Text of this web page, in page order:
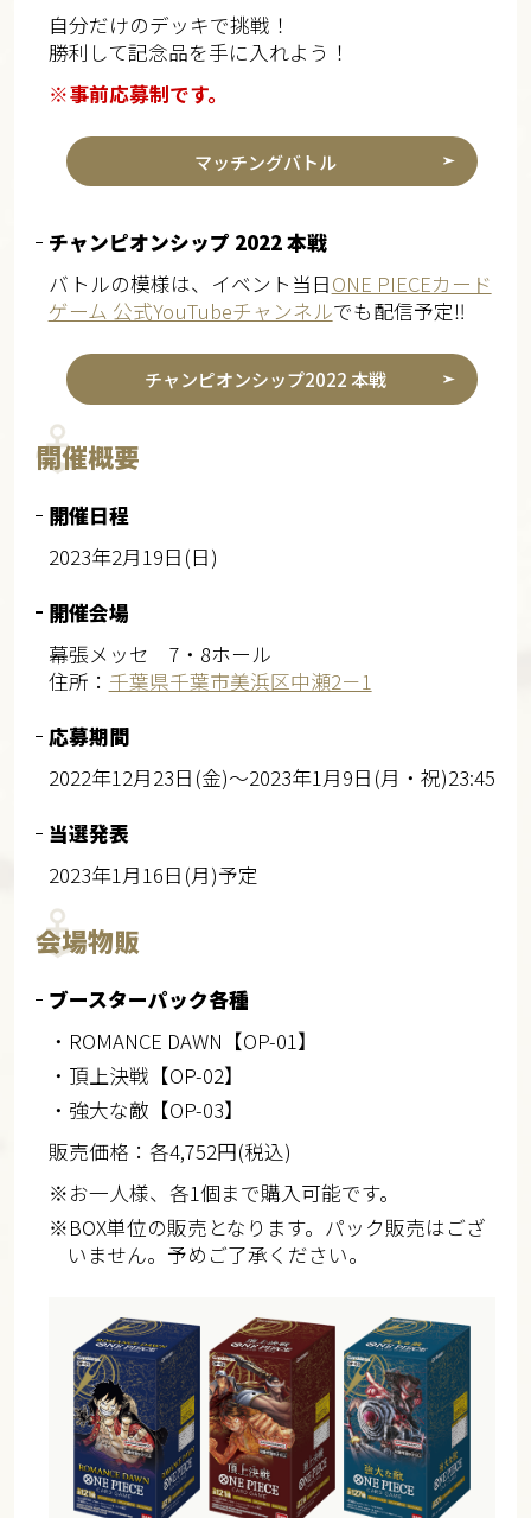
自分だけのデッキで挑戦！
勝利して記念品を手に入れよう！
※事前応募制です。
マッチングバトル
チャンピオンシップ 2022 本戦
バトルの模様は、イベント当日ONE PIECEカード
ゲーム 公式YouTubeチャンネルでも配信予定‼
チャンピオンシップ2022 本戦
開催概要
開催日程
2023年2月19日(日)
開催会場
幕張メッセ 7・8ホール
住所： 千葉県千葉市美浜区中瀬2－1
応募期間
2022年12月23日(金)～2023年1月9日(月・祝)23:45
当選発表
2023年1月16日(月)予定
会場物販
ブースターパック各種
・ROMANCE DAWN【OP-01】
・頂上決戦【OP-02】
・強大な敵【OP-03】
販売価格：各4,752円(税込)
※お一人様、各1個まで購入可能です。
※BOX単位の販売となります。パック販売はござ
いません。予めご了承ください。